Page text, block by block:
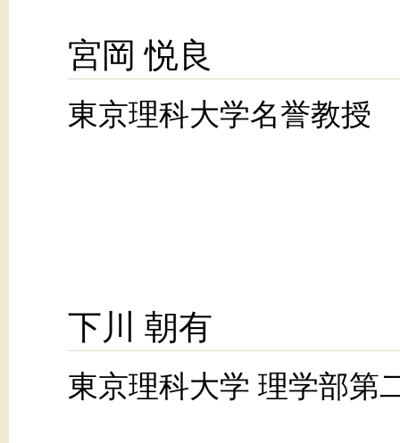
宮岡 悦良
東京理科大学名誉教授
下川 朝有
東京理科大学 理学部第